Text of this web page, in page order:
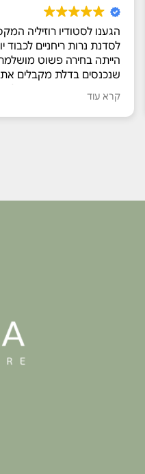
הגענו לסטודיו רוזיליה
לסדנת נרות ריחניים לכבוד
הייתה בחירה פשוט
שנכנסים בדלת מקבלים את
​מור אירחה אותנו מכל הלב
מרתקים על החומרים
של הריחות עצום, והיה
ריח אחד. הילדות נהנו מכל
וקישוט, והן כבר שאלו מתי
לכל מי שרוצה לחגוג
קרא עוד